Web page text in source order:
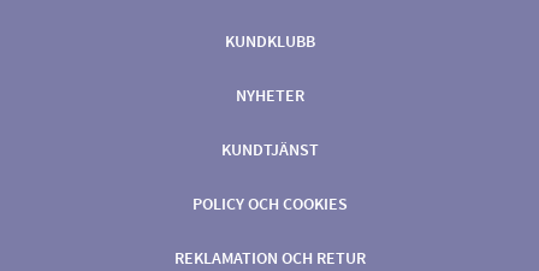
KUNDKLUBB
NYHETER
KUNDTJÄNST
POLICY OCH COOKIES
REKLAMATION OCH RETUR